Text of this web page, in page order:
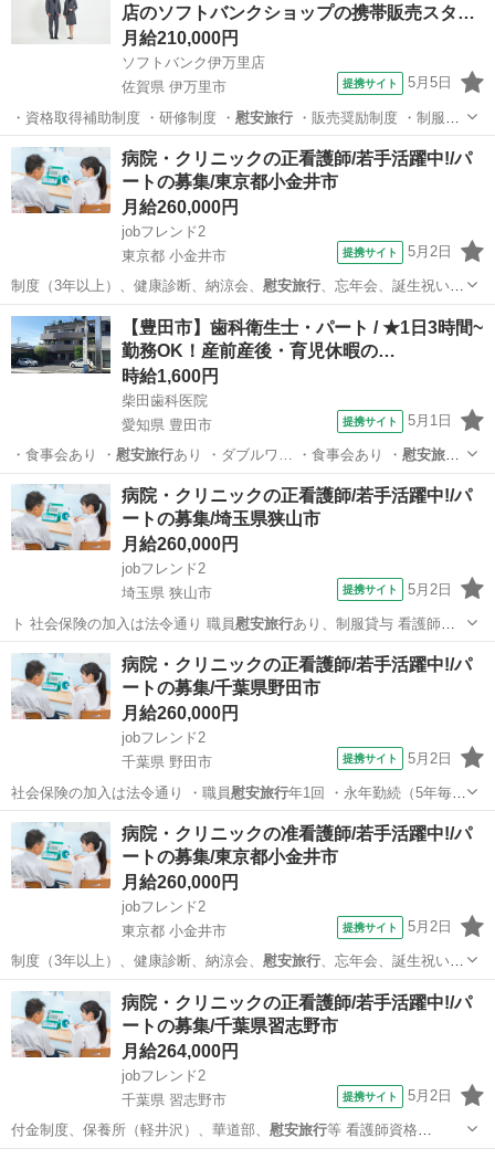
店のソフトバンクショップの携帯販売スタ…
月給210,000円
ソフトバンク伊万里店
佐賀県 伊万里市
提携サイト 5月5日
・資格取得補助制度 ・研修制度 ・ 慰安旅行・販売奨励制度 ・制服貸
与 ・連休…
佐賀 伊万里市 携帯ショップ
病院・クリニックの正看護師/若手活躍中!/パ
ートの募集/東京都小金井市
月給260,000円
jobフレンド2
東京都 小金井市
提携サイト 5月2日
制度（3年以上）、健康診断、納涼会、 慰安旅行、忘年会、誕生祝い、
マッサージ、新人…
東京 小金井市 看護師
【豊田市】歯科衛生士・パート / ★1日3時間~
勤務OK！産前産後・育児休暇の…
時給1,600円
柴田歯科医院
愛知県 豊田市
提携サイト 5月1日
・食事会あり ・ 慰安旅行あり ・ダブルワ… ・食事会あり ・ 慰安旅行
あり ・ダブルワ…
愛知 豊田市 歯科衛生士
病院・クリニックの正看護師/若手活躍中!/パ
ートの募集/埼玉県狭山市
月給260,000円
jobフレンド2
埼玉県 狭山市
提携サイト 5月2日
ト 社会保険の加入は法令通り 職員慰安旅行あり、制服貸与 看護師資
格 NO…
埼玉 狭山市 看護師
病院・クリニックの正看護師/若手活躍中!/パ
ートの募集/千葉県野田市
月給260,000円
jobフレンド2
千葉県 野田市
提携サイト 5月2日
社会保険の加入は法令通り ・職員慰安旅行年1回 ・永年勤続（5年毎に
病院全額…
千葉 野田市 看護師
病院・クリニックの准看護師/若手活躍中!/パ
ートの募集/東京都小金井市
月給260,000円
jobフレンド2
東京都 小金井市
提携サイト 5月2日
制度（3年以上）、健康診断、納涼会、 慰安旅行、忘年会、誕生祝い、
マッサージ、新人…
東京 小金井市 看護師
病院・クリニックの正看護師/若手活躍中!/パ
ートの募集/千葉県習志野市
月給264,000円
jobフレンド2
千葉県 習志野市
提携サイト 5月2日
付金制度、保養所（軽井沢）、華道部、 慰安旅行等 看護師資格
NOA・JAPA…